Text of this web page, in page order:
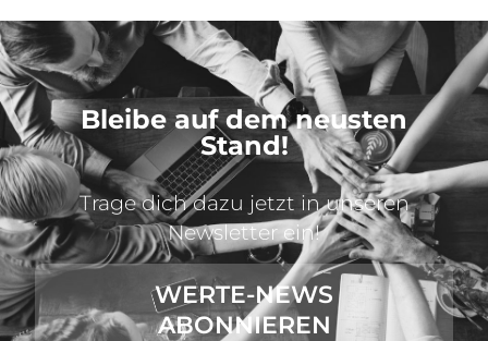
Bleibe auf dem neusten
Stand!
Trage dich dazu jetzt in unseren
Newsletter ein!
WERTE-NEWS
ABONNIEREN